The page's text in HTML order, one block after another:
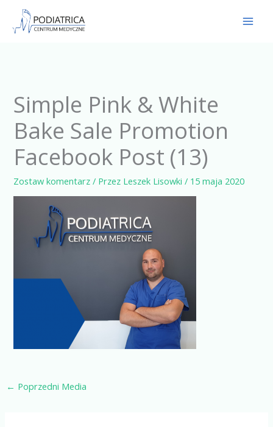
Przejdź
Simple Pink & White
Bake Sale Promotion
Facebook Post (13)
Zostaw komentarz / Przez Leszek Lisowki/ 15 maja 2020
← Poprzedni Media